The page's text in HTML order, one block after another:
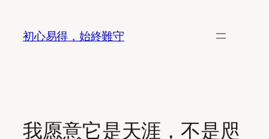
content
初心易得，始終難守
我愿意它是天涯，不是咫